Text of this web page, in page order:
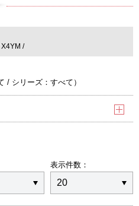
X4YM
/ シリーズ：すべて ）
表示件数：